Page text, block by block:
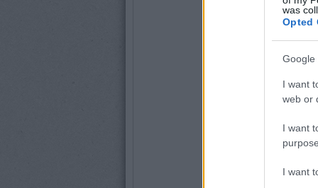
was
Opted
Google
I want
web or
I want
I want